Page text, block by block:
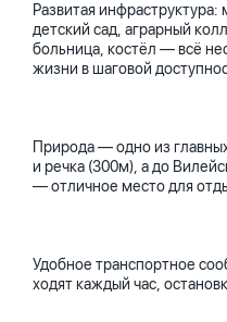
Развитая
детский сад, аграрный
больница, костёл — всё
жизни в шаговой
Природа — одно из
и речка (300м), а до
— отличное место для
Удобное транспортное
ходят каждый час,